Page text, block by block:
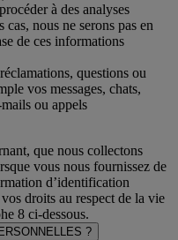
à des analyses
cas, nous ne serons pas en
de ces informations
questions ou
vos messages, chats,
ou appels
que nous collectons
vous nous fournissez de
d’identification
droits au respect de la vie
8 ci-dessous.
?